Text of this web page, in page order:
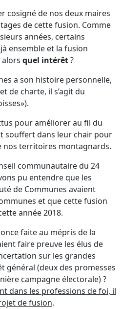
cosigné de nos deux maires
de cette fusion. Comme
années, certains
ensemble et la fusion
alors quel intérêt?
a son histoire personnelle,
de charte, il s’agit du
pour améliorer au fil du
souffert dans leur chair pour
nos territoires montagnards.
communautaire du 24
pu entendre que les
de Communes avaient
et que cette fusion
année 2018.
faite au mépris de la
faire preuve les élus de
sur les grandes
général (deux des promesses
campagne électorale) ?
dans les professions de foi, il
de fusion.